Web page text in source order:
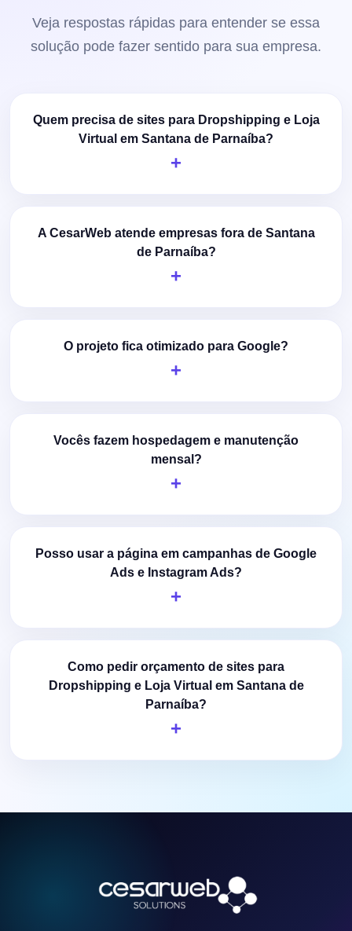
Veja respostas rápidas para entender se essa
solução pode fazer sentido para sua empresa.
Quem precisa de sites para Dropshipping e Loja
Virtual em Santana de Parnaíba?
A CesarWeb atende empresas fora de Santana
de Parnaíba?
O projeto fica otimizado para Google?
Vocês fazem hospedagem e manutenção
mensal?
Posso usar a página em campanhas de Google
Ads e Instagram Ads?
Como pedir orçamento de sites para
Dropshipping e Loja Virtual em Santana de
Parnaíba?